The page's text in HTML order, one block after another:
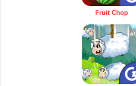
Fruit Chop